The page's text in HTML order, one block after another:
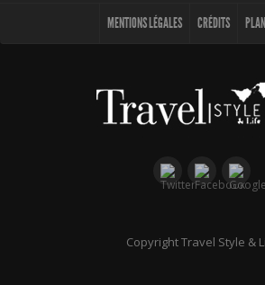
MENTIONS LÉGALES CRÉDITS
Copyright Travel Style &